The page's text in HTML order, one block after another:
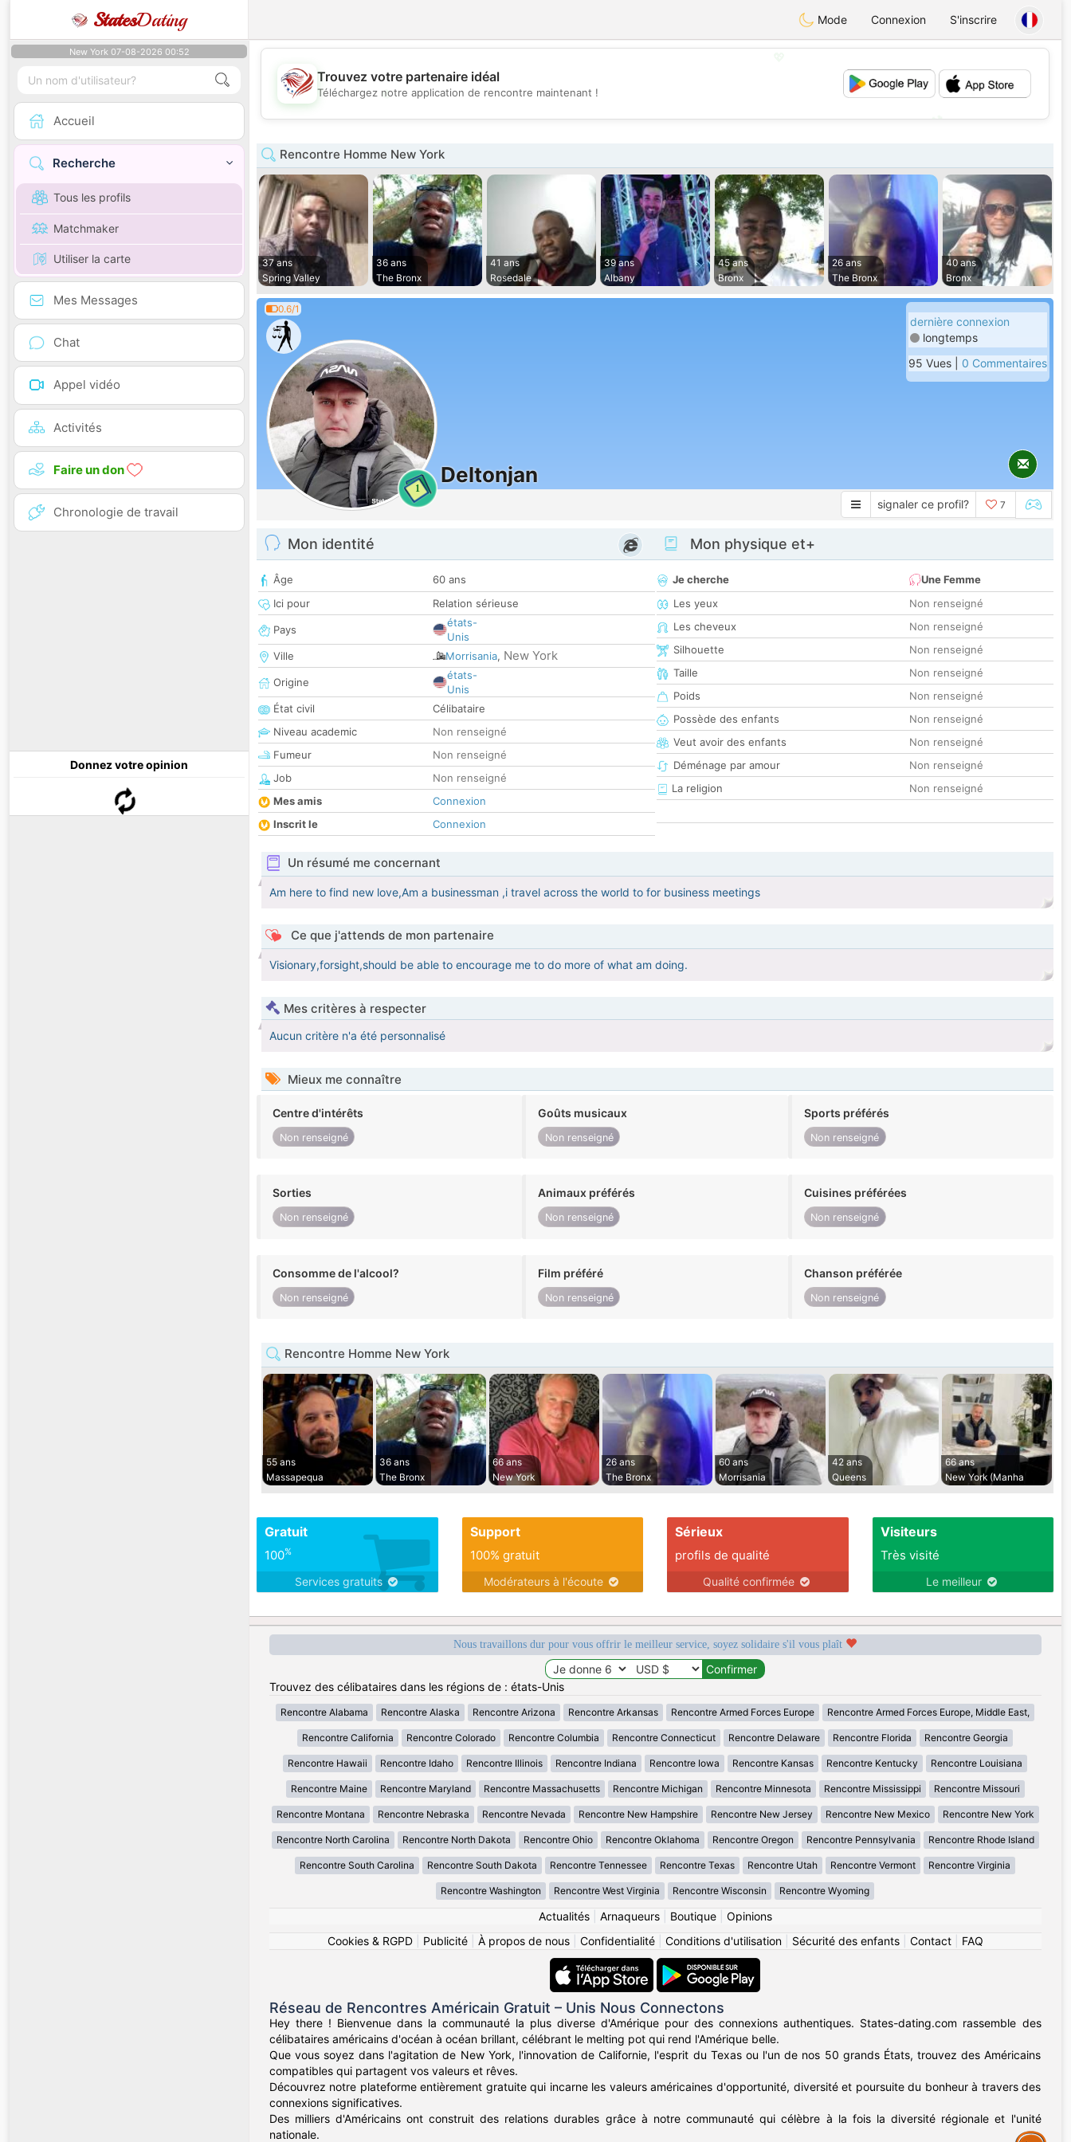
StatesDating Mode Connexion S'inscrire
New York 07-08-2026 00:52
Accueil
Recherche
Tous les profils
Matchmaker
Utiliser la carte
Mes Messages
Chat
Appel vidéo
Activités
Faire un don
Chronologie de travail
Donnez votre opinion
💕
Trouvez votre partenaire idéal
Téléchargez notre application de rencontre maintenant !
Rencontre Homme New York
37 ans
Spring Valley
36 ans
The Bronx
41 ans
Rosedale
39 ans
Albany
45 ans
Bronx
26 ans
The Bronx
40 ans
Bronx
0.6/1
1
Deltonjan
dernière connexion
longtemps
95 Vues | 0 Commentaires
signaler ce profil? 7
Mon identité
Âge
60 ans
Ici pour
Relation sérieuse
Pays
états-
Unis
Ville
Morrisania, New York
Origine
états-
Unis
État civil
Célibataire
Niveau academic
Non renseigné
Fumeur
Non renseigné
Job
Non renseigné
Mes amis
Connexion
Inscrit le
Connexion
Mon physique et+
Je cherche
Une Femme
Les yeux
Non renseigné
Les cheveux
Non renseigné
Silhouette
Non renseigné
Taille
Non renseigné
Poids
Non renseigné
Possède des enfants
Non renseigné
Veut avoir des enfants
Non renseigné
Déménage par amour
Non renseigné
La religion
Non renseigné
Un résumé me concernant
Am here to find new love,Am a businessman ,i travel across the world to for business meetings
Ce que j'attends de mon partenaire
Visionary,forsight,should be able to encourage me to do more of what am doing.
Mes critères à respecter
Aucun critère n'a été personnalisé
Mieux me connaître
Centre d'intérêts
Non renseigné
Goûts musicaux
Non renseigné
Sports préférés
Non renseigné
Sorties
Non renseigné
Animaux préférés
Non renseigné
Cuisines préférées
Non renseigné
Consomme de l'alcool?
Non renseigné
Film préféré
Non renseigné
Chanson préférée
Non renseigné
Rencontre Homme New York
55 ans
Massapequa
36 ans
The Bronx
66 ans
New York
26 ans
The Bronx
60 ans
Morrisania
42 ans
Queens
66 ans
New York (Manha
Gratuit
100%
Services gratuits
Support
100% gratuit
Modérateurs à l'écoute
Sérieux
profils de qualité
Qualité confirmée
Visiteurs
Très visité
Le meilleur
Nous travaillons dur pour vous offrir le meilleur service, soyez solidaire s'il vous plaît
Trouvez des célibataires dans les régions de : états-Unis
Rencontre Alabama Rencontre Alaska Rencontre Arizona Rencontre Arkansas Rencontre Armed Forces Europe Rencontre Armed Forces Europe, Middle East,
Rencontre California Rencontre Colorado Rencontre Columbia Rencontre Connecticut Rencontre Delaware Rencontre Florida Rencontre Georgia
Rencontre Hawaii Rencontre Idaho Rencontre Illinois Rencontre Indiana Rencontre Iowa Rencontre Kansas Rencontre Kentucky Rencontre Louisiana
Rencontre Maine Rencontre Maryland Rencontre Massachusetts Rencontre Michigan Rencontre Minnesota Rencontre Mississippi Rencontre Missouri
Rencontre Montana Rencontre Nebraska Rencontre Nevada Rencontre New Hampshire Rencontre New Jersey Rencontre New Mexico Rencontre New York
Rencontre North Carolina Rencontre North Dakota Rencontre Ohio Rencontre Oklahoma Rencontre Oregon Rencontre Pennsylvania Rencontre Rhode Island
Rencontre South Carolina Rencontre South Dakota Rencontre Tennessee Rencontre Texas Rencontre Utah Rencontre Vermont Rencontre Virginia
Rencontre Washington Rencontre West Virginia Rencontre Wisconsin Rencontre Wyoming
Actualités| Arnaqueurs| Boutique| Opinions
Cookies & RGPD| Publicité| À propos de nous| Confidentialité| Conditions d'utilisation| Sécurité des enfants| Contact| FAQ
Réseau de Rencontres Américain Gratuit – Unis Nous Connectons
Hey there ! Bienvenue dans la communauté la plus diverse d'Amérique pour des connexions authentiques. States-dating.com rassemble des
célibataires américains d'océan à océan brillant, célébrant le melting pot qui rend l'Amérique belle.
Que vous soyez dans l'agitation de New York, l'innovation de Californie, l'esprit du Texas ou l'un de nos 50 grands États, trouvez des Américains
compatibles qui partagent vos valeurs et rêves.
Découvrez notre plateforme entièrement gratuite qui incarne les valeurs américaines d'opportunité, diversité et poursuite du bonheur à travers des
connexions significatives.
Des milliers d'Américains ont construit des relations durables grâce à notre communauté qui célèbre à la fois la diversité régionale et l'unité
nationale.